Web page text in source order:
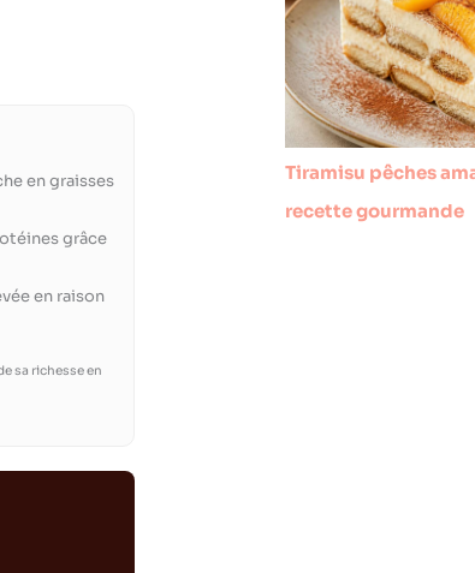
en graisses
grâce
en raison
sa richesse en
Tiramisu pêches
recette gourmande